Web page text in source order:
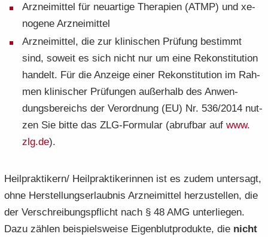
Arz­nei­mit­tel für neu­ar­ti­ge The­ra­pien (ATMP) und xe­
no­ge­ne Arz­nei­mit­tel
Arz­nei­mit­tel, die zur kli­ni­schen Prü­fung be­stimmt
sind, so­weit es sich nicht nur um eine Re­kon­sti­tu­ti­on
han­delt. Für die An­zei­ge einer Re­kon­sti­tu­ti­on im Rah­
men kli­ni­scher Prü­fun­gen au­ßer­halb des An­wen­
dungs­be­reichs der Ver­ord­nung (EU) Nr. 536/2014 nut­
zen Sie bitte das ZLG-​Formular (ab­ruf­bar auf www.​
zlg.​de).
Heil­prak­ti­kern/ Heil­prak­ti­ke­rin­nen ist es zudem un­ter­sagt,
ohne Her­stel­lungs­er­laub­nis Arz­nei­mit­tel her­zu­stel­len, die
der Ver­schrei­bungs­pflicht nach § 48 AMG un­ter­lie­gen.
Dazu zäh­len bei­spiels­wei­se Ei­gen­blut­pro­duk­te, die nicht